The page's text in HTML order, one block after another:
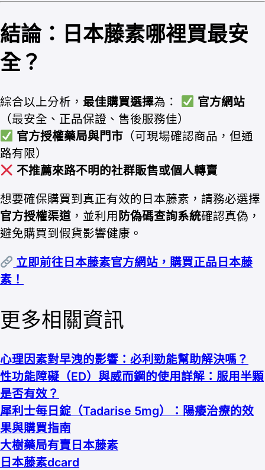
結論：日本藤素哪裡買最安
全？
綜合以上分析， 最佳購買選擇為：
官方網站
（最安全、正品保證、售後服務佳）
官方授權藥局與門市 （可現場確認商品，但通
路有限）
不推薦來路不明的社群販售或個人轉賣
想要確保購買到真正有效的日本藤素，請務必選擇
官方授權渠道 ，並利用 防偽碼查詢系統確認真偽，
避免購買到假貨影響健康。
立即前往日本藤素官方網站，購買正品日本藤
素！
更多相關資訊
心理因素對早洩的影響：必利勁能幫助解決嗎？
性功能障礙（ED）與威而鋼的使用詳解：服用半顆
是否有效？
犀利士每日錠（Tadarise 5mg）：陽痿治療的效
果與購買指南
大樹藥局有賣日本藤素
日本藤素dcard